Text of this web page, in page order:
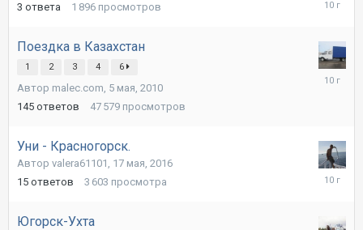
3 ответа 1 896 просмотров
Поездка в Казахстан
1 2 3 4 6
Автор malec.com, 5 мая, 2010
145 ответов 47 579 просмотров
26
Уни - Красногорск.
Автор valera61101, 17 мая, 2016
15 ответов 3 603 просмотра
Югорск-Ухта